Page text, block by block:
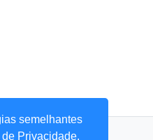
semelhantes
Privacidade,
reservados.